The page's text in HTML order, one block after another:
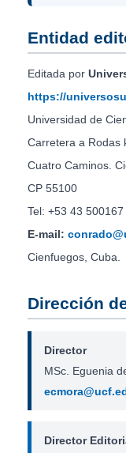
Entidad
Editada por
https://
Universidad de
Carretera a Rodas
Cuatro Caminos.
CP 55100
Tel: +53 43 500167
E-mail:
Cienfuegos, Cuba.
Dirección
Director
MSc. Eguenia
Director